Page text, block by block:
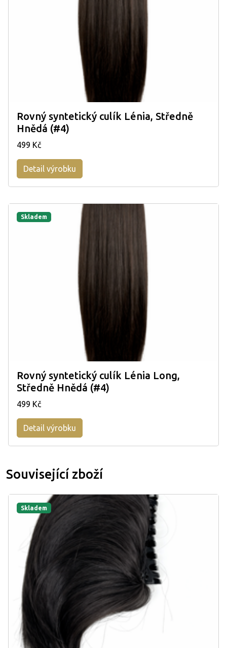
Rovný syntetický culík Lénia, Středně
Hnědá (#4)
499 Kč
Detail výrobku
Skladem
Rovný syntetický culík Lénia Long,
Středně Hnědá (#4)
499 Kč
Detail výrobku
Související zboží
Skladem